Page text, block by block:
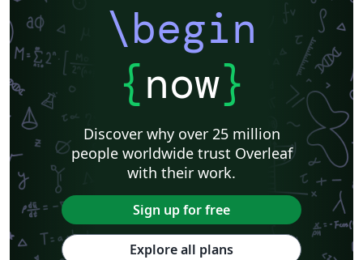
\begin
{now}
Discover why over 25 million
people worldwide trust Overleaf
with their work.
Sign up for free
Explore all plans